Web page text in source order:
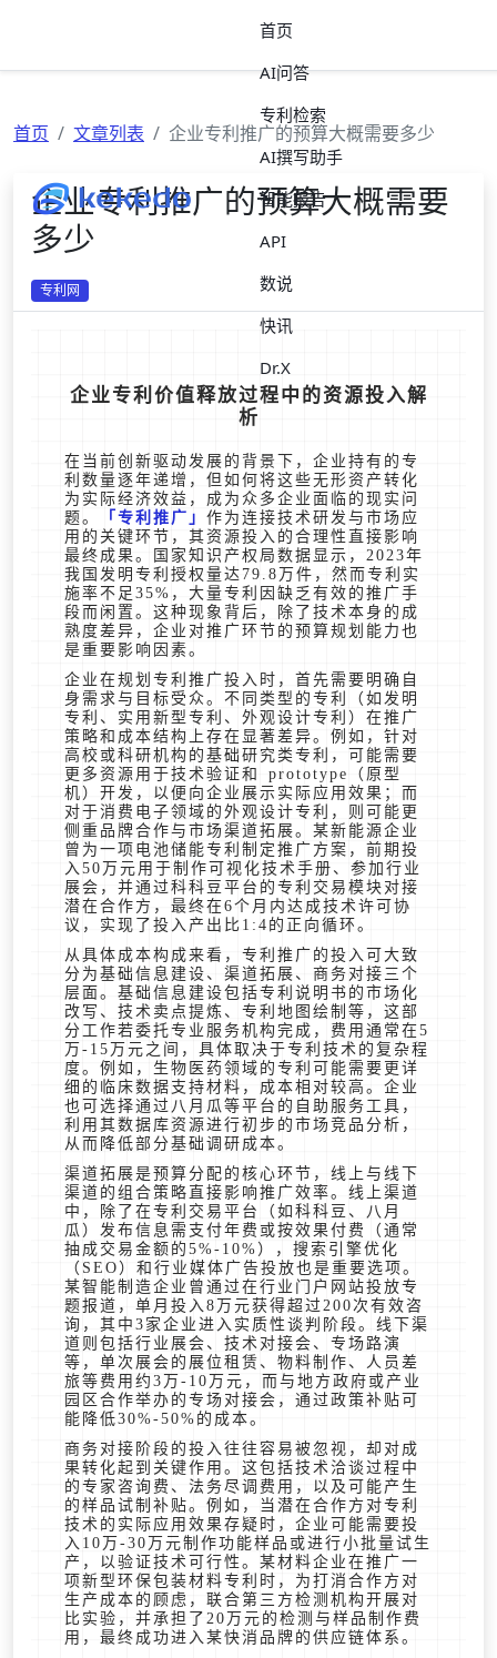
首页
AI问答
专利检索
AI撰写助手
智能报告
API
数说
快讯
Dr.X
首页 文章列表 企业专利推广的预算大概需要多少
企业专利推广的预算大概需要
多少
专利网
企业专利价值释放过程中的资源投入解
析
在当前创新驱动发展的背景下，企业持有的专
利数量逐年递增，但如何将这些无形资产转化
为实际经济效益，成为众多企业面临的现实问
题。
专利推广
作为连接技术研发与市场应
用的关键环节，其资源投入的合理性直接影响
最终成果。国家知识产权局数据显示，2023年
我国发明专利授权量达79.8万件，然而专利实
施率不足35%，大量专利因缺乏有效的推广手
段而闲置。这种现象背后，除了技术本身的成
熟度差异，企业对推广环节的预算规划能力也
是重要影响因素。
企业在规划专利推广投入时，首先需要明确自
身需求与目标受众。不同类型的专利（如发明
专利、实用新型专利、外观设计专利）在推广
策略和成本结构上存在显著差异。例如，针对
高校或科研机构的基础研究类专利，可能需要
更多资源用于技术验证和 prototype（原型
机）开发，以便向企业展示实际应用效果；而
对于消费电子领域的外观设计专利，则可能更
侧重品牌合作与市场渠道拓展。某新能源企业
曾为一项电池储能专利制定推广方案，前期投
入50万元用于制作可视化技术手册、参加行业
展会，并通过科科豆平台的专利交易模块对接
潜在合作方，最终在6个月内达成技术许可协
议，实现了投入产出比1:4的正向循环。
从具体成本构成来看，专利推广的投入可大致
分为基础信息建设、渠道拓展、商务对接三个
层面。基础信息建设包括专利说明书的市场化
改写、技术卖点提炼、专利地图绘制等，这部
分工作若委托专业服务机构完成，费用通常在5
万-15万元之间，具体取决于专利技术的复杂程
度。例如，生物医药领域的专利可能需要更详
细的临床数据支持材料，成本相对较高。企业
也可选择通过八月瓜等平台的自助服务工具，
利用其数据库资源进行初步的市场竞品分析，
从而降低部分基础调研成本。
渠道拓展是预算分配的核心环节，线上与线下
渠道的组合策略直接影响推广效率。线上渠道
中，除了在专利交易平台（如科科豆、八月
瓜）发布信息需支付年费或按效果付费（通常
抽成交易金额的5%-10%），搜索引擎优化
（SEO）和行业媒体广告投放也是重要选项。
某智能制造企业曾通过在行业门户网站投放专
题报道，单月投入8万元获得超过200次有效咨
询，其中3家企业进入实质性谈判阶段。线下渠
道则包括行业展会、技术对接会、专场路演
等，单次展会的展位租赁、物料制作、人员差
旅等费用约3万-10万元，而与地方政府或产业
园区合作举办的专场对接会，通过政策补贴可
能降低30%-50%的成本。
商务对接阶段的投入往往容易被忽视，却对成
果转化起到关键作用。这包括技术洽谈过程中
的专家咨询费、法务尽调费用，以及可能产生
的样品试制补贴。例如，当潜在合作方对专利
技术的实际应用效果存疑时，企业可能需要投
入10万-30万元制作功能样品或进行小批量试生
产，以验证技术可行性。某材料企业在推广一
项新型环保包装材料专利时，为打消合作方对
生产成本的顾虑，联合第三方检测机构开展对
比实验，并承担了20万元的检测与样品制作费
用，最终成功进入某快消品牌的供应链体系。